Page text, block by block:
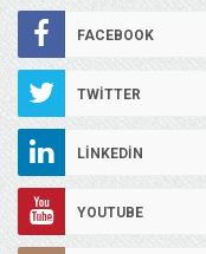
FACEBOOK
TWITTER
LINKEDIN
YOUTUBE